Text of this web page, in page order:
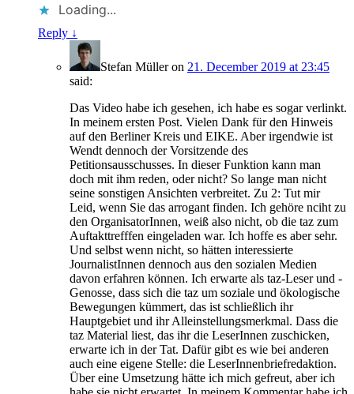
Loading...
Reply ↓
Stefan Mülleron 21. December 2019 at 23:45
said:
Das Video habe ich gesehen, ich habe es sogar verlinkt.
In meinem ersten Post. Vielen Dank für den Hinweis
auf den Berliner Kreis und EIKE. Aber irgendwie ist
Wendt dennoch der Vorsitzende des
Petitionsausschusses. In dieser Funktion kann man
doch mit ihm reden, oder nicht? So lange man nicht
seine sonstigen Ansichten verbreitet. Zu 2: Tut mir
Leid, wenn Sie das arrogant finden. Ich gehöre nciht zu
den OrganisatorInnen, weiß also nicht, ob die taz zum
Auftakttrefffen eingeladen war. Ich hoffe es aber sehr.
Und selbst wenn nicht, so hätten interessierte
JournalistInnen dennoch aus den sozialen Medien
davon erfahren können. Ich erwarte als taz-Leser und -
Genosse, dass sich die taz um soziale und ökologische
Bewegungen kümmert, das ist schließlich ihr
Hauptgebiet und ihr Alleinstellungsmerkmal. Dass die
taz Material liest, das ihr die LeserInnen zuschicken,
erwarte ich in der Tat. Dafür gibt es wie bei anderen
auch eine eigene Stelle: die LeserInnenbriefredaktion.
Über eine Umsetzung hätte ich mich gefreut, aber ich